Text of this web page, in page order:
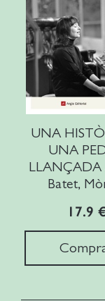
UNA
UNA
LLANÇADA
Batet,
17.9